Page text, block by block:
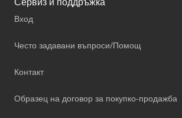
Вход
Често задавани въпроси/Помощ
Контакт
Образец на договор за покупко-продажба